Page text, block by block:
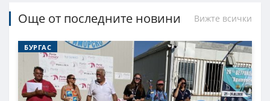
Още от последните новини Вижте всички
БУРГАС